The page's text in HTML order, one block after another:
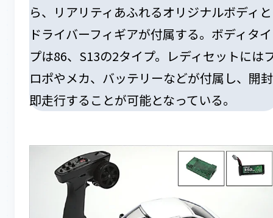
ら、リアリティあふれるオリジナルボディと
ドライバーフィギアが付属する。ボディタイ
プは86、S13の2タイプ。レディセットには
ロポやメカ、バッテリーなどが付属し、開封
即走行することが可能となっている。